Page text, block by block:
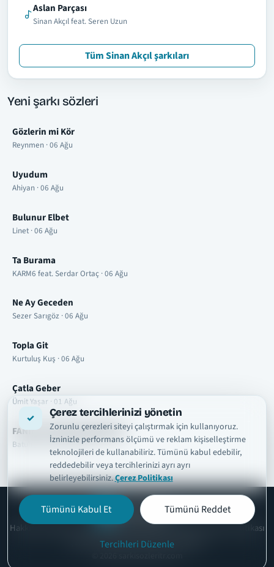
Çerez tercihlerinizi yönetin
Zorunlu çerezleri siteyi çalıştırmak için kullanıyoruz.
İzninizle performans ölçümü ve reklam kişiselleştirme
teknolojileri de kullanabiliriz. Tümünü kabul edebilir,
reddedebilir veya tercihlerinizi ayrı ayrı
belirleyebilirsiniz.Çerez Politikası
Tümünü Kabul Et Tümünü Reddet
Tercihleri Düzenle
Aslan Parçası
Sinan Akçıl feat. Seren Uzun
Tüm Sinan Akçıl şarkıları
Yeni şarkı sözleri
Gözlerin mi Kör
Reynmen · 06 Ağu
Uyudum
Ahiyan · 06 Ağu
Bulunur Elbet
Linet · 06 Ağu
Ta Burama
KARM6 feat. Serdar Ortaç · 06 Ağu
Ne Ay Geceden
Sezer Sarıgöz · 06 Ağu
Topla Git
Kurtuluş Kuş · 06 Ağu
Çatla Geber
Ümit Yaşar · 01 Ağu
FANIM OLURSAN KARIŞMAM
Batuhan Aslan · 01 Ağu
şarkısözleritr
HakkımızdaTelif ve İçerik Kaldırma Kullanım ŞartlarıGizlilik Politikası
Çerez PolitikasıİletişimÇerez Ayarları